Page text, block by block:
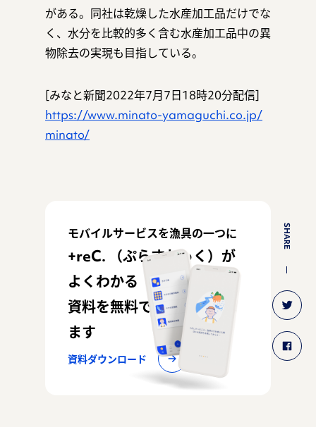
SHARE
がある。同社は乾燥した水産加工品だけでな
く、水分を比較的多く含む水産加工品中の異
物除去の実現も目指している。
[みなと新聞2022年7月7日18時20分配信]
https://www.minato-yamaguchi.co.jp/
minato/
モバイルサービスを漁具の一つに
+reC. （ぷらすれっく）が
よくわかる
資料を無料でお配りしてい
ます
資料ダウンロード